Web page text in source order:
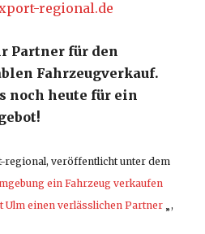
regional.de
Partner für den
Fahrzeugverkauf.
noch heute für ein
regional, veröffentlicht unter dem
ein Fahrzeug verkaufen
Ulm einen verlässlichen Partner „,